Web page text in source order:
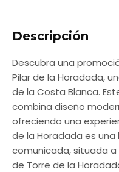
Descripción
Descubra una
Pilar de la Horadada,
de la Costa Blanca.
combina diseño
ofreciendo una
de la Horadada es
comunicada, situada
de Torre de la